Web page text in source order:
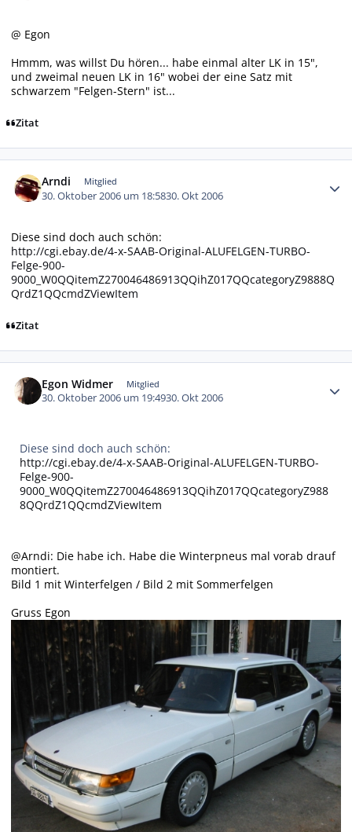
@ Egon
Hmmm, was willst Du hören... habe einmal alter LK in 15",
und zweimal neuen LK in 16" wobei der eine Satz mit
schwarzem "Felgen-Stern" ist...
Zitat
Arndi Mitglied
30. Oktober 2006 um 18:5830. Okt 2006
Diese sind doch auch schön:
http://cgi.ebay.de/4-x-SAAB-Original-ALUFELGEN-TURBO-
Felge-900-
9000_W0QQitemZ270046486913QQihZ017QQcategoryZ9888Q
QrdZ1QQcmdZViewItem
Zitat
Egon Widmer Mitglied
30. Oktober 2006 um 19:4930. Okt 2006
Diese sind doch auch schön:
http://cgi.ebay.de/4-x-SAAB-Original-ALUFELGEN-TURBO-
Felge-900-
9000_W0QQitemZ270046486913QQihZ017QQcategoryZ988
8QQrdZ1QQcmdZViewItem
@Arndi: Die habe ich. Habe die Winterpneus mal vorab drauf
montiert.
Bild 1 mit Winterfelgen / Bild 2 mit Sommerfelgen
Gruss Egon